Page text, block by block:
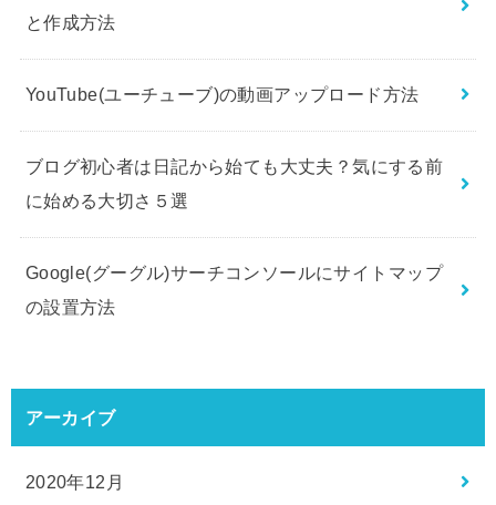
と作成方法
YouTube(ユーチューブ)の動画アップロード方法
ブログ初心者は日記から始ても大丈夫？気にする前
に始める大切さ５選
Google(グーグル)サーチコンソールにサイトマップ
の設置方法
アーカイブ
2020年12月